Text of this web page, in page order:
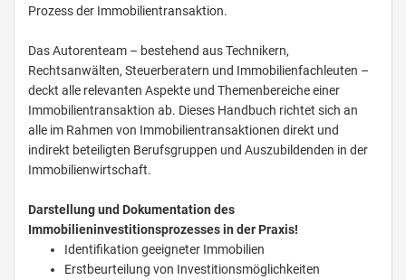
Prozess der Immobilientransaktion.
Das Autorenteam – bestehend aus Technikern,
Rechtsanwälten, Steuerberatern und Immobilienfachleuten –
deckt alle relevanten Aspekte und Themenbereiche einer
Immobilientransaktion ab. Dieses Handbuch richtet sich an
alle im Rahmen von Immobilientransaktionen direkt und
indirekt beteiligten Berufsgruppen und Auszubildenden in der
Immobilienwirtschaft.
Darstellung und Dokumentation des
Immobilieninvestitionsprozesses in der Praxis!
Identifikation geeigneter Immobilien
Erstbeurteilung von Investitionsmöglichkeiten